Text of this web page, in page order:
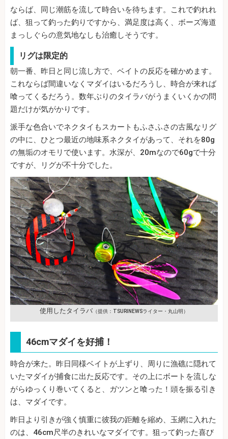
ならば、同じ潮筋を流して時合いを待ちます。これで釣れれ
ば、狙って釣った釣りですから、満足度は高く、ボーズ海道
まっしぐらの意気地なしも治癒しそうです。
リグは限定的
朝一番、昨日と同じ流し方で、ベイトの反応を確かめます。
これならば間違いなくマダイはいるだろうし、時合が来れば
喰ってくるだろう。数年ぶりのタイラバがうまくいくかの問
題だけが気がかりです。
派手な色合いでネクタイもスカートもふさふさの古風なリグ
の中に、ひとつ最近の地味系ネクタイがあって、それを80g
の無垢のオモリで使います。水深が、20mなので60gで十分
ですが、リグが不十分でした。
使用したタイラバ （提供：TSURINEWSライター・丸山明）
46cmマダイを好捕！
時合が来た。昨日同様ベイトが上ずり、周りに漁礁に隠れて
いたマダイが捕食に出た反応です。その上にボートを流しな
がらゆっくり巻いてくると、ガツンと喰った！頭を振る引き
は、マダイです。
昨日より引きが強く慎重に彼我の距離を縮め、玉網に入れた
のは、46cm尺半のきれいなマダイです。狙って釣った喜び